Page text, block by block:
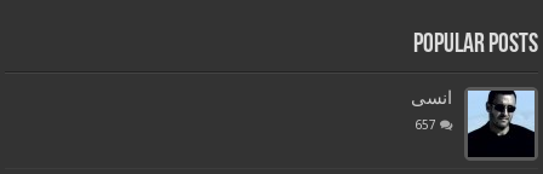
Popular Posts
انسى
657